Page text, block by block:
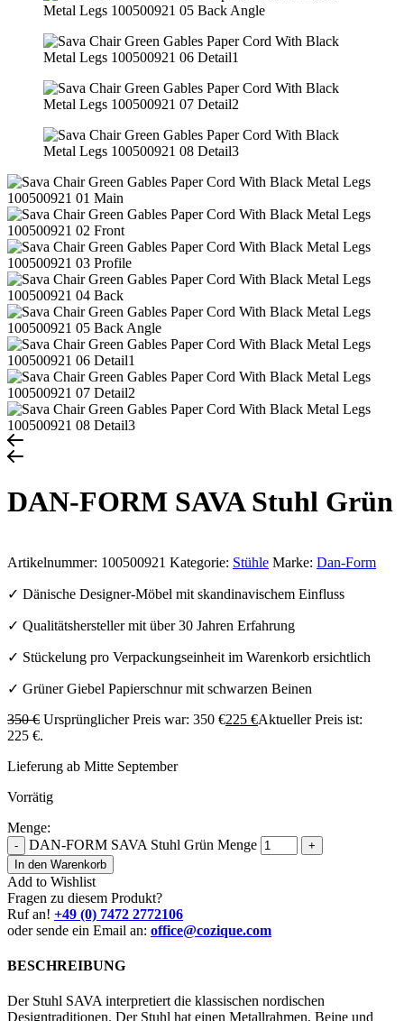
DAN-FORM SAVA Stuhl Grün
Artikelnummer: 100500921 Kategorie: Stühle Marke: Dan-Form
✓ Dänische Designer-Möbel mit skandinavischem Einfluss
✓ Qualitätshersteller mit über 30 Jahren Erfahrung
✓ Stückelung pro Verpackungseinheit im Warenkorb ersichtlich
✓ Grüner Giebel Papierschnur mit schwarzen Beinen
350€ Ursprünglicher Preis war: 350 €225 €Aktueller Preis ist:
225 €.
Lieferung ab Mitte September
Vorrätig
Menge:
- DAN-FORM SAVA Stuhl Grün Menge
+
In den Warenkorb
Add to Wishlist
Fragen zu diesem Produkt?
Ruf an! +49 (0) 7472 2772106
oder sende ein Email an: office@cozique.com
BESCHREIBUNG
Der Stuhl SAVA interpretiert die klassischen nordischen
Designtraditionen. Der Stuhl hat einen Metallrahmen, Beine und